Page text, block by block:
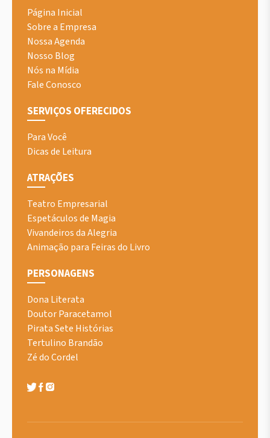
Página Inicial
Sobre a Empresa
Nossa Agenda
Nosso Blog
Nós na Mídia
Fale Conosco
SERVIÇOS OFERECIDOS
Para Você
Dicas de Leitura
ATRAÇÕES
Teatro Empresarial
Espetáculos de Magia
Vivandeiros da Alegria
Animação para Feiras do Livro
PERSONAGENS
Dona Literata
Doutor Paracetamol
Pirata Sete Histórias
Tertulino Brandão
Zé do Cordel